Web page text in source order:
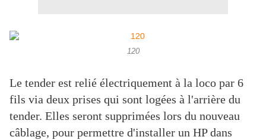
120
Le tender est relié électriquement à la loco par 6
fils via deux prises qui sont logées à l'arrière du
tender. Elles seront supprimées lors du nouveau
câblage, pour permettre d'installer un HP dans